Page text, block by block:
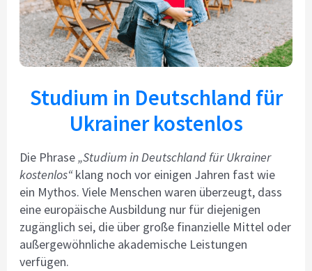
Studium in Deutschland für
Ukrainer kostenlos
Die Phrase„Studium in Deutschland für Ukrainer
kostenlos“klang noch vor einigen Jahren fast wie
ein Mythos. Viele Menschen waren überzeugt, dass
eine europäische Ausbildung nur für diejenigen
zugänglich sei, die über große finanzielle Mittel oder
außergewöhnliche akademische Leistungen
verfügen.